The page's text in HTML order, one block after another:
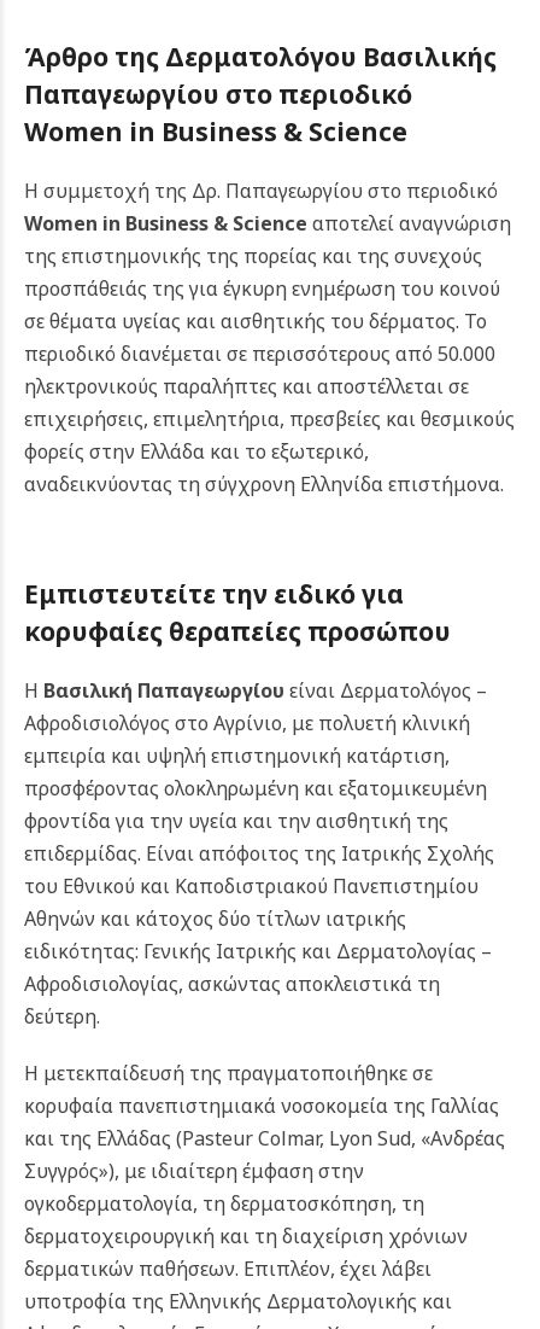
Άρθρο της Δερματολόγου Βασιλικής
Παπαγεωργίου στο περιοδικό
Women in Business & Science
Η συμμετοχή της Δρ. Παπαγεωργίου στο περιοδικό
Women in Business & Science αποτελεί αναγνώριση
της επιστημονικής της πορείας και της συνεχούς
προσπάθειάς της για έγκυρη ενημέρωση του κοινού
σε θέματα υγείας και αισθητικής του δέρματος. Το
περιοδικό διανέμεται σε περισσότερους από 50.000
ηλεκτρονικούς παραλήπτες και αποστέλλεται σε
επιχειρήσεις, επιμελητήρια, πρεσβείες και θεσμικούς
φορείς στην Ελλάδα και το εξωτερικό,
αναδεικνύοντας τη σύγχρονη Ελληνίδα επιστήμονα.
Εμπιστευτείτε την ειδικό για
κορυφαίες θεραπείες προσώπου
Η Βασιλική Παπαγεωργίου είναι Δερματολόγος –
Αφροδισιολόγος στο Αγρίνιο, με πολυετή κλινική
εμπειρία και υψηλή επιστημονική κατάρτιση,
προσφέροντας ολοκληρωμένη και εξατομικευμένη
φροντίδα για την υγεία και την αισθητική της
επιδερμίδας. Είναι απόφοιτος της Ιατρικής Σχολής
του Εθνικού και Καποδιστριακού Πανεπιστημίου
Αθηνών και κάτοχος δύο τίτλων ιατρικής
ειδικότητας: Γενικής Ιατρικής και Δερματολογίας –
Αφροδισιολογίας, ασκώντας αποκλειστικά τη
δεύτερη.
Η μετεκπαίδευσή της πραγματοποιήθηκε σε
κορυφαία πανεπιστημιακά νοσοκομεία της Γαλλίας
και της Ελλάδας (Pasteur Colmar, Lyon Sud, «Ανδρέας
Συγγρός»), με ιδιαίτερη έμφαση στην
ογκοδερματολογία, τη δερματοσκόπηση, τη
δερματοχειρουργική και τη διαχείριση χρόνιων
δερματικών παθήσεων. Επιπλέον, έχει λάβει
υποτροφία της Ελληνικής Δερματολογικής και